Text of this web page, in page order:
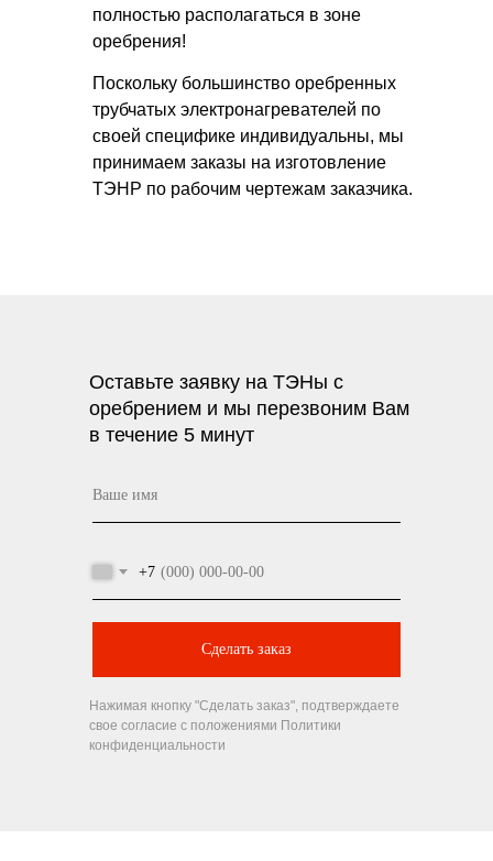
полностью располагаться в зоне
оребрения!
Поскольку большинство оребренных
трубчатых электронагревателей по
своей специфике индивидуальны, мы
принимаем заказы на изготовление
ТЭНР по рабочим чертежам заказчика.
Оставьте заявку на ТЭНы с
оребрением и мы перезвоним Вам
в течение 5 минут
+7
Сделать заказ
Нажимая кнопку "Сделать заказ", подтверждаете
свое согласие с положениями Политики
конфиденциальности